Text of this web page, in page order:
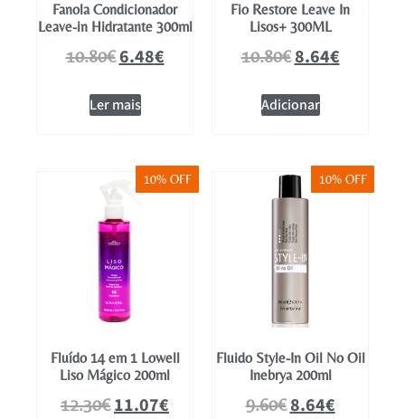
Fanola Condicionador
Leave-in Hidratante 300ml
10.80€6.48€
Ler mais
Fio Restore Leave In
Lisos+ 300ML
10.80€8.64€
Adicionar
10% OFF
Fluído 14 em 1 Lowell
Liso Mágico 200ml
12.30€11.07€
10% OFF
Fluido Style-In Oil No Oil
Inebrya 200ml
9.60€8.64€